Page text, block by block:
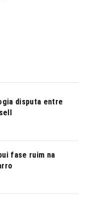
disputa entre
fase ruim na